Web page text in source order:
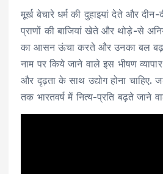
मूर्ख बेचारे धर्म की दुहाइयां देते और
प्राणों की बाजियां खेते और थोड़े-से
का आसन ऊंचा करते और उनका बल
नाम पर किये जाने वाले इस भीषण
और दृढ़ता के साथ उद्योग होना चाहिए.
तक भारतवर्ष में नित्‍य-प्रति बढ़ते जाने